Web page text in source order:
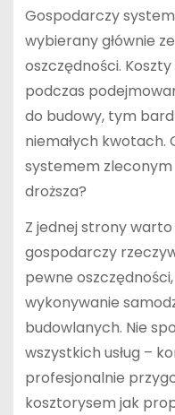
Gospodarczy
wybierany głównie
oszczędności.
podczas
do budowy, tym
niemałych kwotach.
systemem zleconym
droższa?
Z jednej strony
gospodarczy
pewne
wykonywanie
budowlanych. Nie
wszystkich usług –
profesjonalnie
kosztorysem jak